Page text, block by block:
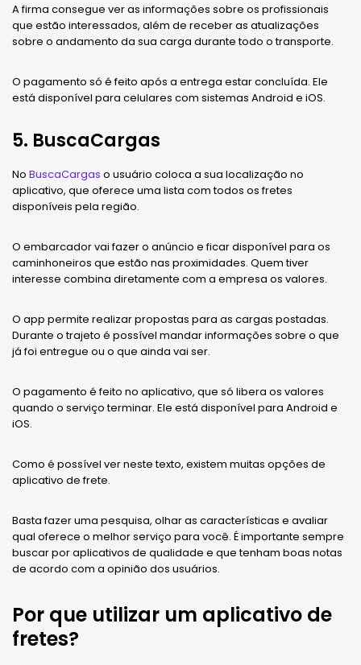
A firma consegue ver as informações sobre os profissionais
que estão interessados, além de receber as atualizações
sobre o andamento da sua carga durante todo o transporte.
O pagamento só é feito após a entrega estar concluída. Ele
está disponível para celulares com sistemas Android e iOS.
5. BuscaCargas
No BuscaCargas o usuário coloca a sua localização no
aplicativo, que oferece uma lista com todos os fretes
disponíveis pela região.
O embarcador vai fazer o anúncio e ficar disponível para os
caminhoneiros que estão nas proximidades. Quem tiver
interesse combina diretamente com a empresa os valores.
O app permite realizar propostas para as cargas postadas.
Durante o trajeto é possível mandar informações sobre o que
já foi entregue ou o que ainda vai ser.
O pagamento é feito no aplicativo, que só libera os valores
quando o serviço terminar. Ele está disponível para Android e
iOS.
Como é possível ver neste texto, existem muitas opções de
aplicativo de frete.
Basta fazer uma pesquisa, olhar as características e avaliar
qual oferece o melhor serviço para você. É importante sempre
buscar por aplicativos de qualidade e que tenham boas notas
de acordo com a opinião dos usuários.
Por que utilizar um aplicativo de
fretes?